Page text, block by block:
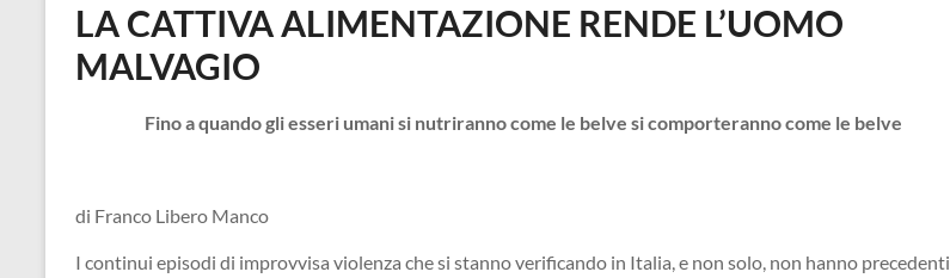
LA CATTIVA ALIMENTAZIONE RENDE L’UOMO
MALVAGIO
Fino a quando gli esseri umani si nutriranno come le belve si comporteranno come le belve
di Franco Libero Manco
I continui episodi di improvvisa violenza che si stanno verificando in Italia, e non solo, non hanno precedenti